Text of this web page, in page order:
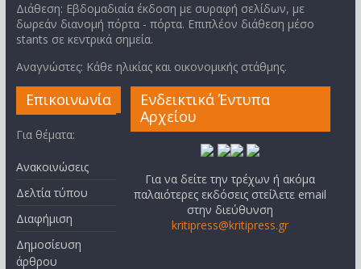
Διάθεση: Εβδομαδιαία έκδοση με συραφή σελίδων, με
δωρεάν διανομή πόρτα - πόρτα. Επιπλέον διάθεση μέσο
stants σε κεντρικά σημεία.
Αναγνώστες: Κάθε ηλικίας και οικονομικής στάθμης.
Επικοινωνία
Για θέματα:
Ανακοινώσεις
Δελτία τύπου
Διαφήμιση
Δημοσίευση
άρθρου
Ενδεικτικά Έντυπα
Αρχείου
Για να δείτε την τρέχων ή ακόμα
παλαιότερες εκδόσεις στείλετε email
στην διεύθυνση
kritipress@kritipress.gr